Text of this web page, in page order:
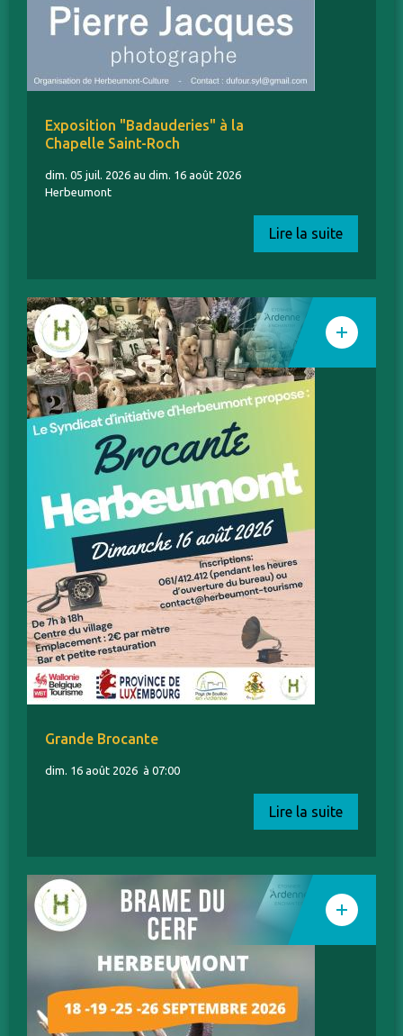
Exposition "Badauderies" à la
Chapelle Saint-Roch
dim. 05 juil. 2026 au dim. 16 août 2026
Herbeumont
Lire la suite
Grande Brocante
dim. 16 août 2026 à 07:00
Lire la suite